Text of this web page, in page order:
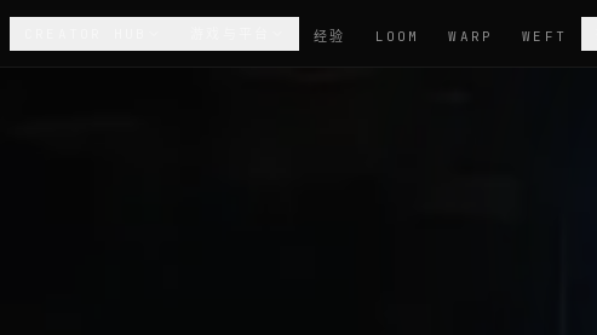
游戏与平台 经验 LOOM WARP